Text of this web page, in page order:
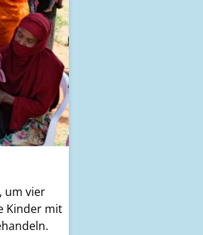
um vier
Kinder mit